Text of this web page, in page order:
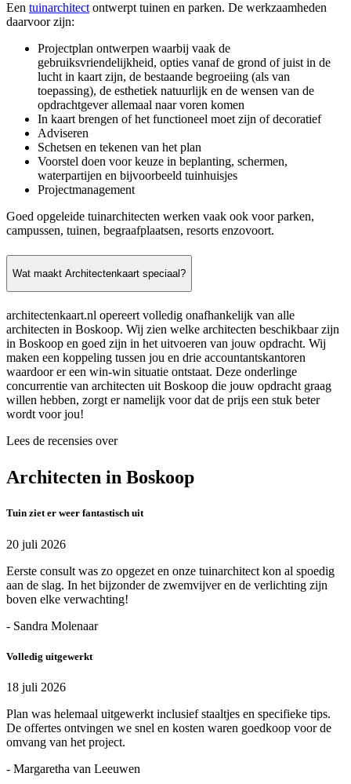
Een tuinarchitect ontwerpt tuinen en parken. De werkzaamheden
daarvoor zijn:
Projectplan ontwerpen waarbij vaak de
gebruiksvriendelijkheid, opties vanaf de grond of juist in de
lucht in kaart zijn, de bestaande begroeiing (als van
toepassing), de esthetiek natuurlijk en de wensen van de
opdrachtgever allemaal naar voren komen
In kaart brengen of het functioneel moet zijn of decoratief
Adviseren
Schetsen en tekenen van het plan
Voorstel doen voor keuze in beplanting, schermen,
waterpartijen en bijvoorbeeld tuinhuisjes
Projectmanagement
Goed opgeleide tuinarchitecten werken vaak ook voor parken,
campussen, tuinen, begraafplaatsen, resorts enzovoort.
Wat maakt Architectenkaart speciaal?
architectenkaart.nl opereert volledig onafhankelijk van alle
architecten in Boskoop. Wij zien welke architecten beschikbaar zijn
in Boskoop en goed zijn in het uitvoeren van jouw opdracht. Wij
maken een koppeling tussen jou en drie accountantskantoren
waardoor er een win-win situatie ontstaat. Deze onderlinge
concurrentie van architecten uit Boskoop die jouw opdracht graag
willen hebben, zorgt er namelijk voor dat de prijs een stuk beter
wordt voor jou!
Lees de recensies over
Architecten in Boskoop
Tuin ziet er weer fantastisch uit
20 juli 2026
Eerste consult was zo opgezet en onze tuinarchitect kon al spoedig
aan de slag. In het bijzonder de zwemvijver en de verlichting zijn
boven elke verwachting!
- Sandra Molenaar
Volledig uitgewerkt
18 juli 2026
Plan was helemaal uitgewerkt inclusief staaltjes en specifieke tips.
De offertes ontvingen we snel en kosten waren goedkoop voor de
omvang van het project.
- Margaretha van Leeuwen